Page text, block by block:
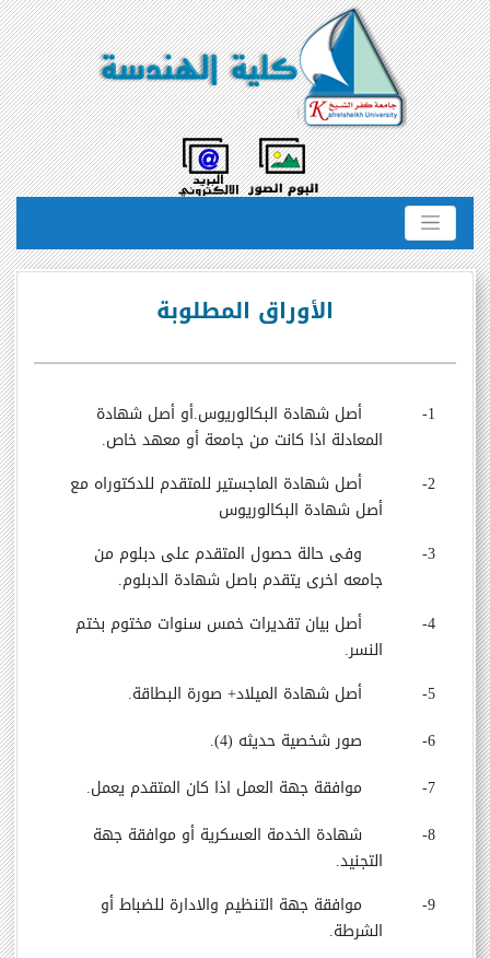
الأوراق المطلوبة
1-
أصل شهادة البكالوريوس.أو أصل شهادة
المعادلة اذا كانت من جامعة أو معهد خاص.
2-
أصل شهادة الماجستير للمتقدم للدكتوراه مع
أصل شهادة البكالوريوس
3-
وفى حالة حصول المتقدم على دبلوم من
جامعه اخرى يتقدم باصل شهادة الدبلوم.
4-
أصل بيان تقديرات خمس سنوات مختوم بختم
النسر.
5-
أصل شهادة الميلاد+ صورة البطاقة.
6-
صور شخصية حديثه (4).
7-
موافقة جهة العمل اذا كان المتقدم يعمل.
8-
شهادة الخدمة العسكرية أو موافقة جهة
التجنيد.
9-
موافقة جهة التنظيم والادارة للضباط أو
الشرطة.